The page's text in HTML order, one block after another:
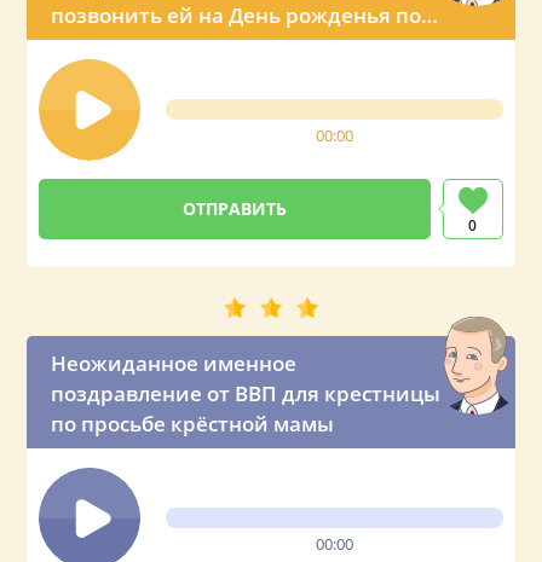
позвонить ей на День рожденья по
телефону
00:00
0
Неожиданное именное
поздравление от ВВП для крестницы
по просьбе крёстной мамы
00:00